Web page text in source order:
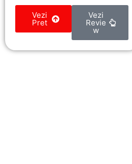
Vezi
Pret
Vezi
Revie
w